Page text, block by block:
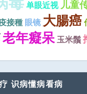
单眼近视 儿童
接種 眼镜 大腸癌
老年癡呆玉米鬚
识病懂病看病